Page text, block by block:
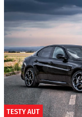
TESTY AUT